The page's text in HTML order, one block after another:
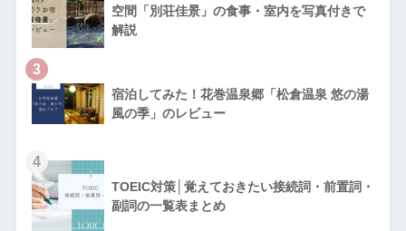
空間「別荘佳景」の食事・室内を写真付きで
解説
3
宿泊してみた！花巻温泉郷「松倉温泉 悠の湯
風の季」のレビュー
4
TOEIC対策│覚えておきたい接続詞・前置詞・
副詞の一覧表まとめ